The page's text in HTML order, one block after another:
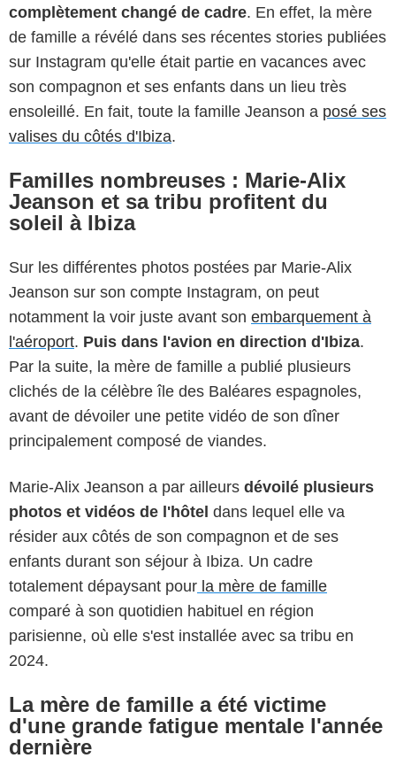
complètement changé de cadre. En effet, la mère
de famille a révélé dans ses récentes stories publiées
sur Instagram qu'elle était partie en vacances avec
son compagnon et ses enfants dans un lieu très
ensoleillé. En fait, toute la famille Jeanson a posé ses
valises du côtés d'Ibiza.
Familles nombreuses : Marie-Alix
Jeanson et sa tribu profitent du
soleil à Ibiza
Sur les différentes photos postées par Marie-Alix
Jeanson sur son compte Instagram, on peut
notamment la voir juste avant son embarquement à
l'aéroport. Puis dans l'avion en direction d'Ibiza.
Par la suite, la mère de famille a publié plusieurs
clichés de la célèbre île des Baléares espagnoles,
avant de dévoiler une petite vidéo de son dîner
principalement composé de viandes.
Marie-Alix Jeanson a par ailleurs dévoilé plusieurs
photos et vidéos de l'hôtel dans lequel elle va
résider aux côtés de son compagnon et de ses
enfants durant son séjour à Ibiza. Un cadre
totalement dépaysant pour la mère de famille
comparé à son quotidien habituel en région
parisienne, où elle s'est installée avec sa tribu en
2024.
La mère de famille a été victime
d'une grande fatigue mentale l'année
dernière